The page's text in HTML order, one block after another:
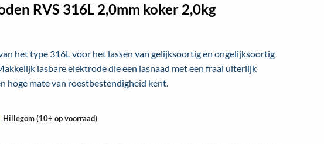
RVS 316L 2,0mm koker 2,0kg
het type 316L voor het lassen van gelijksoortig en ongelijksoortig
lasbare elektrode die een lasnaad met een fraai uiterlijk
hoge mate van roestbestendigheid kent.
Hillegom (10+ op voorraad)